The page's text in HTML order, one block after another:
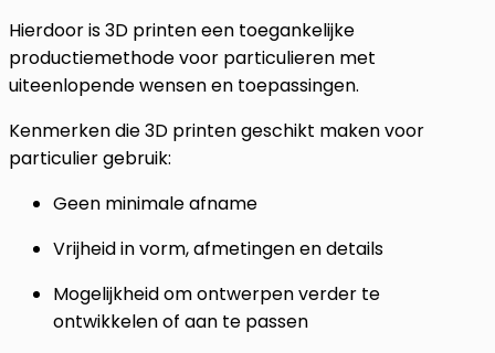
Hierdoor is 3D printen een toegankelijke
productiemethode voor particulieren met
uiteenlopende wensen en toepassingen.
Kenmerken die 3D printen geschikt maken voor
particulier gebruik:
Geen minimale afname
Vrijheid in vorm, afmetingen en details
Mogelijkheid om ontwerpen verder te
ontwikkelen of aan te passen